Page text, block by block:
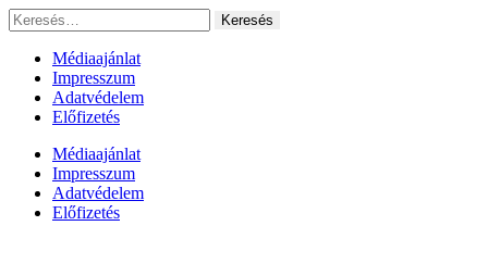
Ugrás
a
tartalomhoz
Keresés:
Médiaajánlat
Impresszum
Adatvédelem
Előfizetés
Médiaajánlat
Impresszum
Adatvédelem
Előfizetés